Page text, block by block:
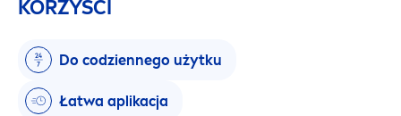
KORZYŚCI
Do codziennego użytku
Łatwa aplikacja